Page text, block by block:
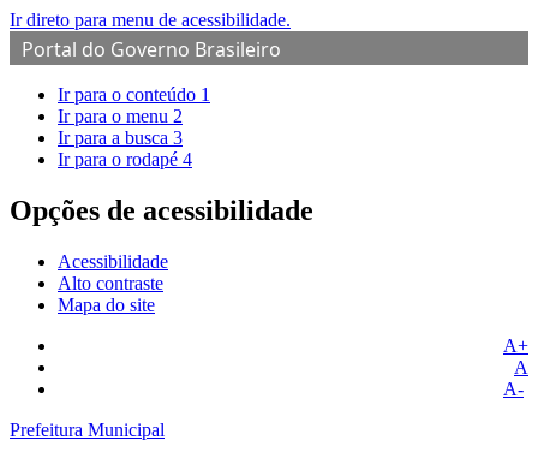
Ir direto para menu de acessibilidade.
Portal do Governo Brasileiro
Ir para o conteúdo 1
Ir para o menu 2
Ir para a busca 3
Ir para o rodapé 4
Opções de acessibilidade
Acessibilidade
Alto contraste
Mapa do site
A+
A
A-
Prefeitura Municipal